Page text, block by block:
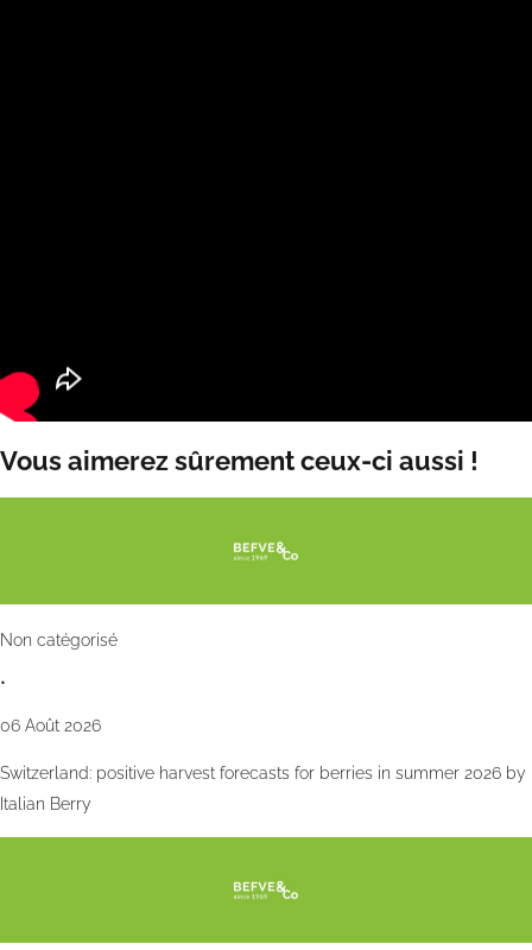
Vous aimerez sûrement ceux-ci aussi !
Non catégorisé
•
06 Août 2026
Switzerland: positive harvest forecasts for berries in summer 2026 by
Italian Berry